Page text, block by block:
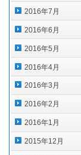
2016年7月
2016年6月
2016年5月
2016年4月
2016年3月
2016年2月
2016年1月
2015年12月